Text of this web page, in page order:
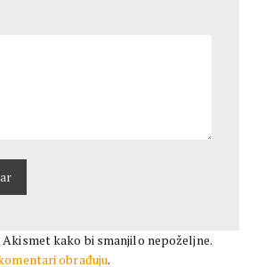
kako bi smanjilo nepoželjne.
obrađuju.